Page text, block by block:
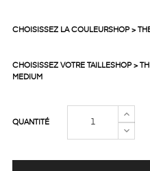
CHOISISSEZ LA COULEURSHOP >
CHOISISSEZ VOTRE TAILLESHOP >
MEDIUM
QUANTITÉ